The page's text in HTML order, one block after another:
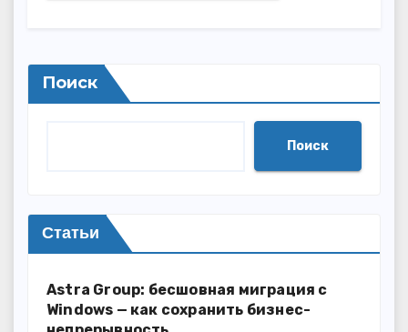
Поиск
Поиск
Статьи
Astra Group: бесшовная миграция с
Windows — как сохранить бизнес-